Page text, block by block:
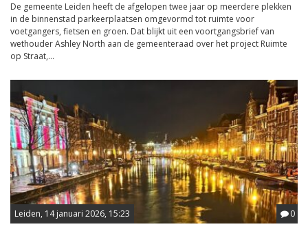
De gemeente Leiden heeft de afgelopen twee jaar op meerdere plekken
in de binnenstad parkeerplaatsen omgevormd tot ruimte voor
voetgangers, fietsen en groen. Dat blijkt uit een voortgangsbrief van
wethouder Ashley North aan de gemeenteraad over het project Ruimte
op Straat,...
Leiden, 14 januari 2026, 15:23 0